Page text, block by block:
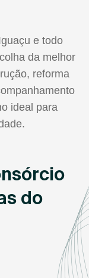
e todo
da melhor
reforma
ideal para
do